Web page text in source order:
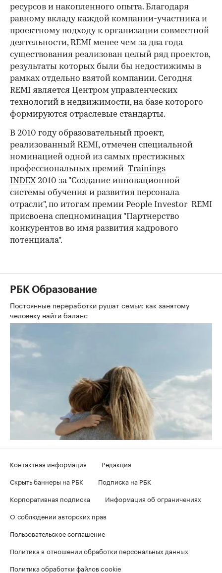
ресурсов и накопленного опыта. Благодаря
равному вкладу каждой компании-участника и
проектному подходу к организации совместной
деятельности, REMI менее чем за два года
существования реализован целый ряд проектов,
результаты которых были бы недостижимы в
рамках отдельно взятой компании. Сегодня
REMI является Центром управленческих
технологий в недвижимости, на базе которого
формируются отраслевые стандарты.
В 2010 году образовательный проект,
реализованный REMI, отмечен специальной
номинацией одной из самых престижных
профессиональных премий Trainings
INDEX 2010 за "Создание инновационной
системы обучения и развития персонала
отрасли", по итогам премии People Investor REMI
присвоена спецноминация "Партнерство
конкурентов во имя развития кадрового
потенциала".
РБК Образование
Постоянные переработки рушат семьи: как занятому
человеку найти баланс
Контактная информация
Редакция
Скрыть баннеры на РБК
Подписка на РБК
Корпоративная подписка
Информация об ограничениях
О соблюдении авторских прав
Пользовательское соглашение
Политика в отношении обработки персональных данных
Политика обработки файлов cookie